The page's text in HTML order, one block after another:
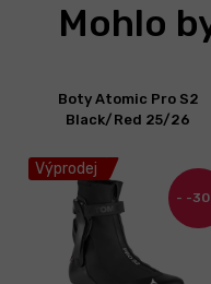
Mohlo
Výprodej
-
Boty Atomic Pro S2
Black/Red 25/26